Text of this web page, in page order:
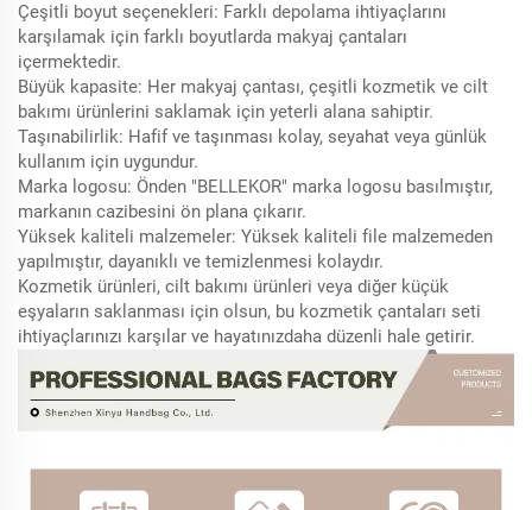
Çeşitli boyut seçenekleri: Farklı depolama ihtiyaçlarını
karşılamak için farklı boyutlarda makyaj çantaları
içermektedir.
Büyük kapasite: Her makyaj çantası, çeşitli kozmetik ve cilt
bakımı ürünlerini saklamak için yeterli alana sahiptir.
Taşınabilirlik: Hafif ve taşınması kolay, seyahat veya günlük
kullanım için uygundur.
Marka logosu: Önden "BELLEKOR" marka logosu basılmıştır,
markanın cazibesini ön plana çıkarır.
Yüksek kaliteli malzemeler: Yüksek kaliteli file malzemeden
yapılmıştır, dayanıklı ve temizlenmesi kolaydır.
Kozmetik ürünleri, cilt bakımı ürünleri veya diğer küçük
eşyaların saklanması için olsun, bu kozmetik çantaları seti
ihtiyaçlarınızı karşılar ve hayatınızdaha düzenli hale getirir.